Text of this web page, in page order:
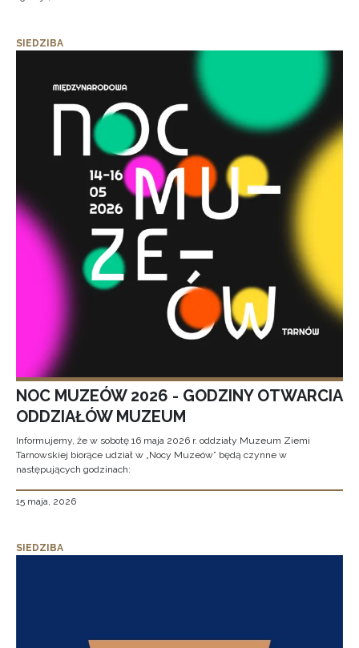
SIEDZIBA
NOC MUZEÓW 2026 - GODZINY OTWARCIA
ODDZIAŁÓW MUZEUM
Informujemy, że w sobotę 16 maja 2026 r. oddziały Muzeum Ziemi
Tarnowskiej biorące udział w „Nocy Muzeów” będą czynne w
następujących godzinach:
15 maja, 2026
SIEDZIBA